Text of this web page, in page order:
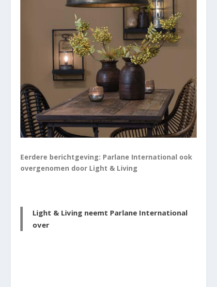
Eerdere berichtgeving: Parlane International ook
overgenomen door Light & Living
Light & Living neemt Parlane International
over